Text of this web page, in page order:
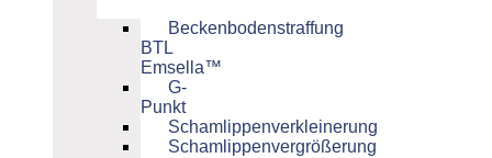
Beckenbodenstraffung
BTL
Emsella™
G-
Punkt
Schamlippenverkleinerung
Schamlippenvergrößerung